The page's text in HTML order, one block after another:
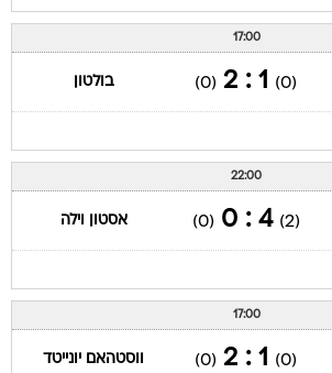
17:00
(0)
1 : 2
(0) בולטון
22:00
(2)
4 : 0
(0) אסטון וילה
17:00
(0)
1 : 2
(0) ווסטהאם יונייטד